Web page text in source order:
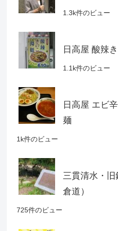
1.3k件のビュー
日高屋 酸辣
1.1k件のビュー
日高屋 エビ
麺
1k件のビュー
三貫清水・
倉道）
725件のビュー